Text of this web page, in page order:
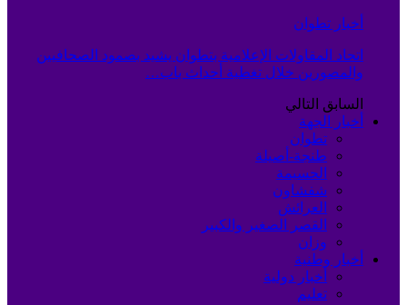
أخبار تطوان
اتحاد المقاولات الإعلامية بتطوان يشيد بصمود الصحافيين
والمصورين خلال تغطية أحداث باب…
السابق التالي
أخبار الجهة
تطوان
طنجة-أصيلة
الحسيمة
شفشاون
العرائش
القصر الصغير والكبير
وزان
أخبار وطنية
أخبار دولية
تعليم